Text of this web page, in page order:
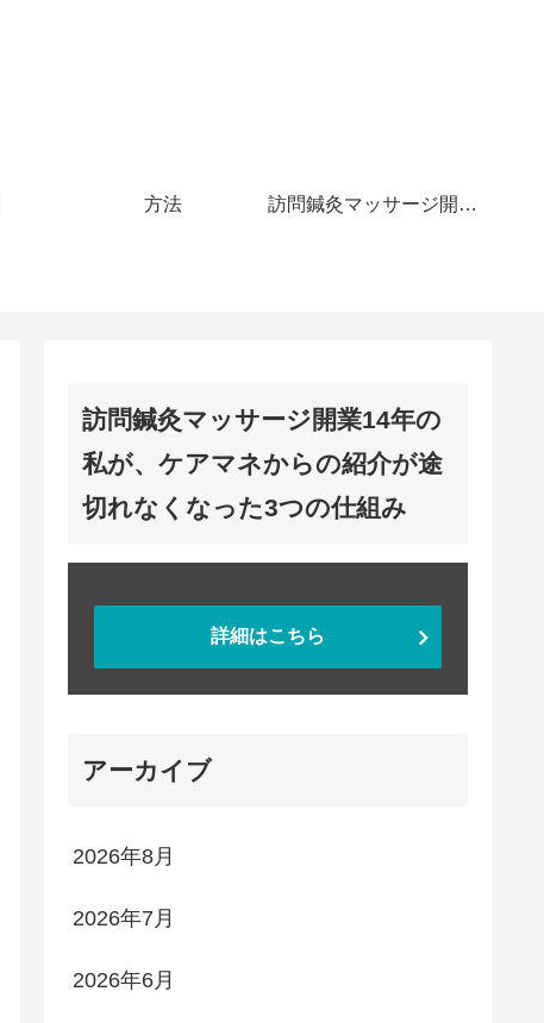
方法 訪問鍼灸マッサージ開業14年の私が、ケアマネからの紹介が途切れなくなった3つの仕組み
訪問鍼灸マッサージ開業14年の
私が、ケアマネからの紹介が途
切れなくなった3つの仕組み
詳細はこちら
アーカイブ
2026年8月
2026年7月
2026年6月